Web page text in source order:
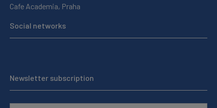
Cafe Academia, Praha
Social networks
Newsletter subscription